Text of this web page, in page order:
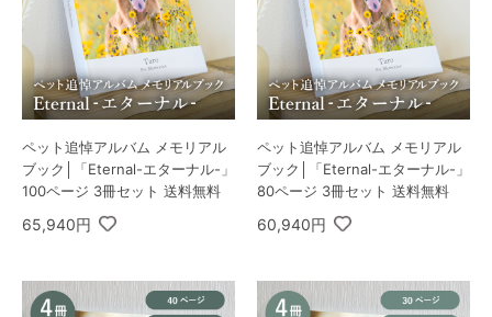
ペット追悼アルバム メモリアル
ブック│「Eternal-エターナル-」
100ページ 3冊セット 送料無料
65,940円
ペット追悼アルバム メモリアル
ブック│「Eternal-エターナル-」
80ページ 3冊セット 送料無料
60,940円